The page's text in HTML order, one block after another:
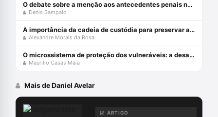
O debate sobre a menção aos antecedentes penais no júri
Denis Sampaio
A importância da cadeia de custódia para preservar a prova penal
Alexandre Morais da Rosa
O microssistema de proteção dos vulneráveis: a desafiante missão do STJ
Maurilio Casas Maia
Mais de Daniel Avelar
ARTIGO